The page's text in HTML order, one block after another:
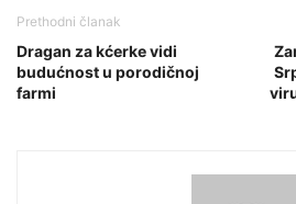
Prethodni članak
Dragan za kćerke vidi
budućnost u porodičnoj
farmi